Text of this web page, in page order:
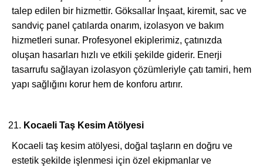
talep edilen bir hizmettir. Göksallar İnşaat, kiremit, sac ve
sandviç panel çatılarda onarım, izolasyon ve bakım
hizmetleri sunar. Profesyonel ekiplerimiz, çatınızda
oluşan hasarları hızlı ve etkili şekilde giderir. Enerji
tasarrufu sağlayan izolasyon çözümleriyle çatı tamiri, hem
yapı sağlığını korur hem de konforu artırır.
Kocaeli Taş Kesim Atölyesi
Kocaeli taş kesim atölyesi, doğal taşların en doğru ve
estetik şekilde işlenmesi için özel ekipmanlar ve